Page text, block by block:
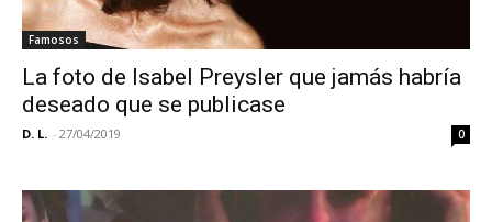
Famosos
La foto de Isabel Preysler que jamás habría
deseado que se publicase
D. L. - 27/04/2019 0